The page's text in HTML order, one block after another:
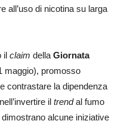
all’uso di nicotina su larga
il claim della Giornata
maggio), promosso
contrastare la dipendenza
il trendal fumo
alcune iniziative